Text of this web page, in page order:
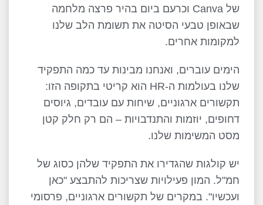
של Canva וכרעם ביום בהיר פרצה מלחמה
שבאופן טבעי הסיטה את תשומת הלב שלנו
למקומות אחרים.
הימים עוברים, ואנחנו מבינות עד כמה התפקיד
שלנו בעולמות ה-HR הוא קריטי בתקופה הזו:
תקשורים ארגוניים, שיחות עם עובדים, גיוסים
דחופים, יוזמות והתנדבויות – הם רק חלק קטן
מסט המשימות שלנו.
יש קולגות שהגדירו את התפקיד שלהן כסוג של
חמ"ל. המון פעילויות שצריכות להתבצע "כאן
ועכשיו". במקרים של תקשורים ארגוניים, פרסומי